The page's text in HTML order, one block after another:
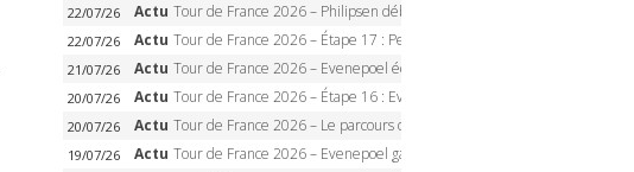
22/07/26 Actu Tour de France 2026 – Philipsen débloque son compteur à Voiron, Pedersen en danger pour le maillot vert
22/07/26 Actu Tour de France 2026 – Étape 17 : Pedersen peut-il verrouiller le maillot vert à Voiron ?
21/07/26 Actu Tour de France 2026 – Evenepoel écrase le chrono d’Évian, Seixas 4e, Lipowitz abandonne
20/07/26 Actu Tour de France 2026 – Étape 16 : Evenepoel, Pogacar, Ganna… qui domptera le chrono d’Évian pour redessiner le podium ?
20/07/26 Actu Tour de France 2026 – Le parcours officiel complet : 21 étapes, profils, carte et dates
19/07/26 Actu Tour de France 2026 – Evenepoel gagne à Solaison, Vingegaard abandonne, Pogacar toujours en jaune